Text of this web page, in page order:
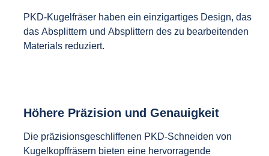
PKD-Kugelfräser haben ein einzigartiges Design, das
das Absplittern und Absplittern des zu bearbeitenden
Materials reduziert.
Höhere Präzision und Genauigkeit
Die präzisionsgeschliffenen PKD-Schneiden von
Kugelkopffräsern bieten eine hervorragende